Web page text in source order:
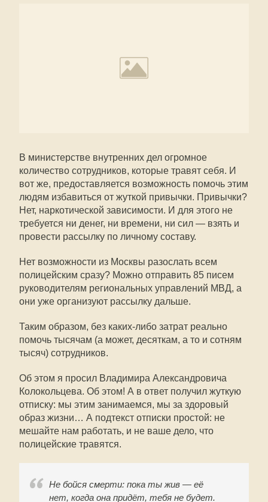
В министерстве внутренних дел огромное
количество сотрудников, которые травят себя. И
вот же, предоставляется возможность помочь этим
людям избавиться от жуткой привычки. Привычки?
Нет, наркотической зависимости. И для этого не
требуется ни денег, ни времени, ни сил — взять и
провести рассылку по личному составу.
Нет возможности из Москвы разослать всем
полицейским сразу? Можно отправить 85 писем
руководителям региональных управлений МВД, а
они уже организуют рассылку дальше.
Таким образом, без каких-либо затрат реально
помочь тысячам (а может, десяткам, а то и сотням
тысяч) сотрудников.
Об этом я просил Владимира Александровича
Колокольцева. Об этом! А в ответ получил жуткую
отписку: мы этим занимаемся, мы за здоровый
образ жизни… А подтекст отписки простой: не
мешайте нам работать, и не ваше дело, что
полицейские травятся.
Не бойся смерти: пока ты жив — её
нет, когда она придёт, тебя не будет.